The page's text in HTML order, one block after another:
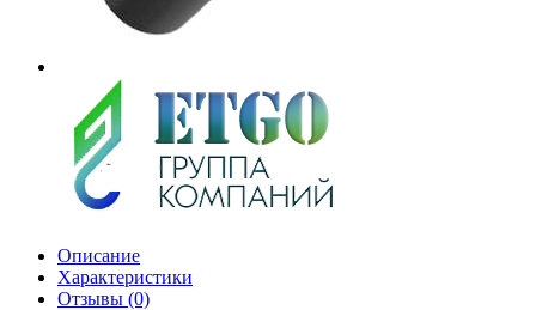
Описание
Характеристики
Отзывы (0)